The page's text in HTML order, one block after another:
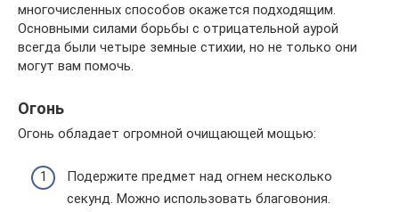
многочисленных способов окажется подходящим.
Основными силами борьбы с отрицательной аурой
всегда были четыре земные стихии, но не только они
могут вам помочь.
Огонь
Огонь обладает огромной очищающей мощью:
Подержите предмет над огнем несколько
секунд. Можно использовать благовония.